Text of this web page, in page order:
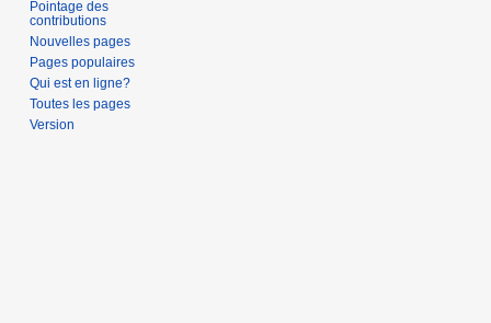
Pointage des
contributions
Nouvelles pages
Pages populaires
Qui est en ligne?
Toutes les pages
Version